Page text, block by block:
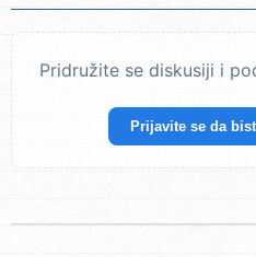
Pridružite se diskusiji i
Prijavite se da